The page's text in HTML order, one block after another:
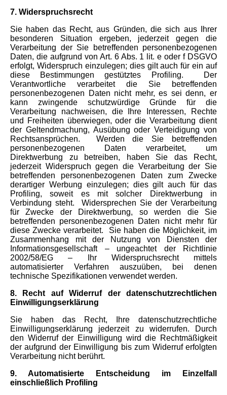
7. Widerspruchsrecht
Sie haben das Recht, aus Gründen, die sich aus Ihrer
besonderen Situation ergeben, jederzeit gegen die
Verarbeitung der Sie betreffenden personenbezogenen
Daten, die aufgrund von Art. 6 Abs. 1 lit. e oder f DSGVO
erfolgt, Widerspruch einzulegen; dies gilt auch für ein auf
diese Bestimmungen gestütztes Profiling.
Der
Verantwortliche verarbeitet die Sie betreffenden
personenbezogenen Daten nicht mehr, es sei denn, er
kann zwingende schutzwürdige Gründe für die
Verarbeitung nachweisen, die Ihre Interessen, Rechte
und Freiheiten überwiegen, oder die Verarbeitung dient
der Geltendmachung, Ausübung oder Verteidigung von
Rechtsansprüchen.
Werden die Sie betreffenden
personenbezogenen Daten verarbeitet, um
Direktwerbung zu betreiben, haben Sie das Recht,
jederzeit Widerspruch gegen die Verarbeitung der Sie
betreffenden personenbezogenen Daten zum Zwecke
derartiger Werbung einzulegen; dies gilt auch für das
Profiling, soweit es mit solcher Direktwerbung in
Verbindung steht.
Widersprechen Sie der Verarbeitung
für Zwecke der Direktwerbung, so werden die Sie
betreffenden personenbezogenen Daten nicht mehr für
diese Zwecke verarbeitet.
Sie haben die Möglichkeit, im
Zusammenhang mit der Nutzung von Diensten der
Informationsgesellschaft – ungeachtet der Richtlinie
2002/58/EG – Ihr Widerspruchsrecht mittels
automatisierter Verfahren auszuüben, bei denen
technische Spezifikationen verwendet werden.
8. Recht auf Widerruf der datenschutzrechtlichen
Einwilligungserklärung
Sie haben das Recht, Ihre datenschutzrechtliche
Einwilligungserklärung jederzeit zu widerrufen. Durch
den Widerruf der Einwilligung wird die Rechtmäßigkeit
der aufgrund der Einwilligung bis zum Widerruf erfolgten
Verarbeitung nicht berührt.
9. Automatisierte Entscheidung im Einzelfall
einschließlich Profiling